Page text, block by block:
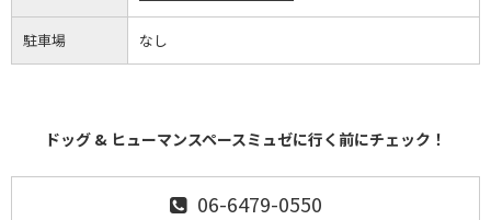
駐車場 なし
ドッグ & ヒューマンスペースミュゼに行く前にチェック！
06-6479-0550